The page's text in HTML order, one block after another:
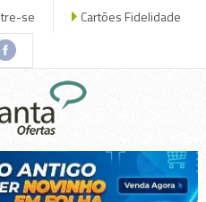
se Cartões Fidelidade